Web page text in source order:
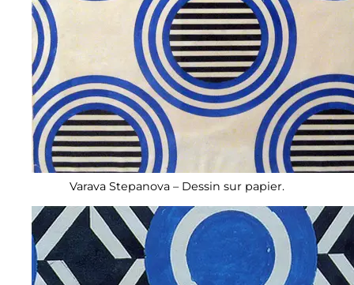
Varava Stepanova – Dessin sur papier.